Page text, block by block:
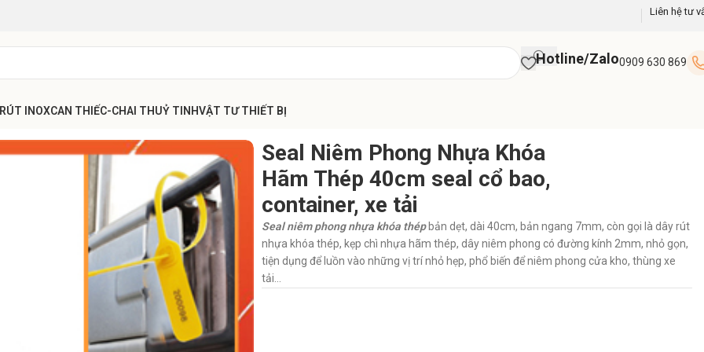
Liên hệ tư
Hotline/Zalo0909 630 869
INOXCAN THIẾC-CHAI THUỶ TINHVẬT TƯ THIẾT BỊ
Seal Niêm Phong Nhựa Khóa
Hãm Thép 40cm seal cổ bao,
container, xe tải
Seal niêm phong nhựa khóa thépbản dẹt, dài 40cm, bản ngang 7mm, còn gọi là dây rút
nhựa khóa thép, kẹp chì nhựa hãm thép, dây niêm phong có đường kính 2mm, nhỏ gọn,
tiện dụng để luồn vào những vị trí nhỏ hẹp, phổ biến để niêm phong cửa kho, thùng xe
tải…